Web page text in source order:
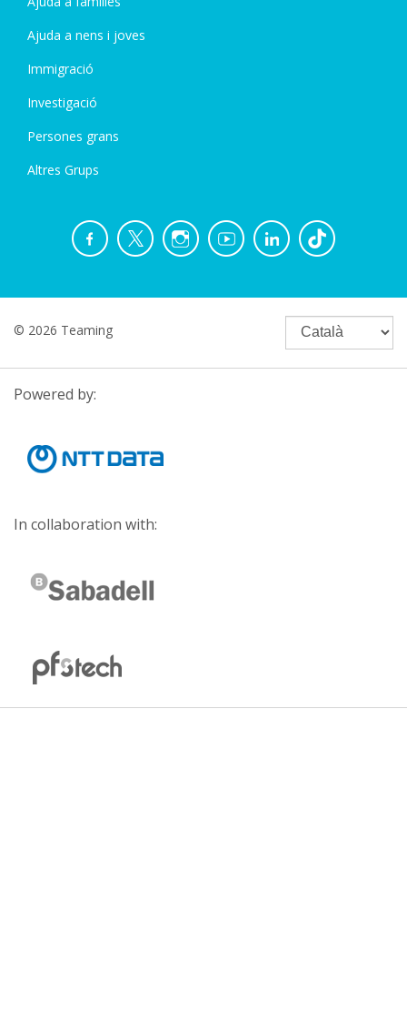
Ajuda a nens i joves
Immigració
Investigació
Persones grans
Altres Grups
© 2026 Teaming
Powered by:
In collaboration with: